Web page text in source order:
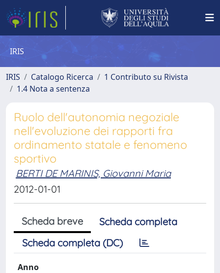
IRIS
IRIS Catalogo Ricerca
1 Contributo su Rivista
1.4 Nota a sentenza
Ruolo dell'autonomia negoziale
nell'evoluzione dei rapporti fra
ordinamento statale e fenomeno
sportivo
BERTI DE MARINIS, Giovanni Maria
2012-01-01
Scheda breve
Scheda completa
Scheda completa (DC)
Anno